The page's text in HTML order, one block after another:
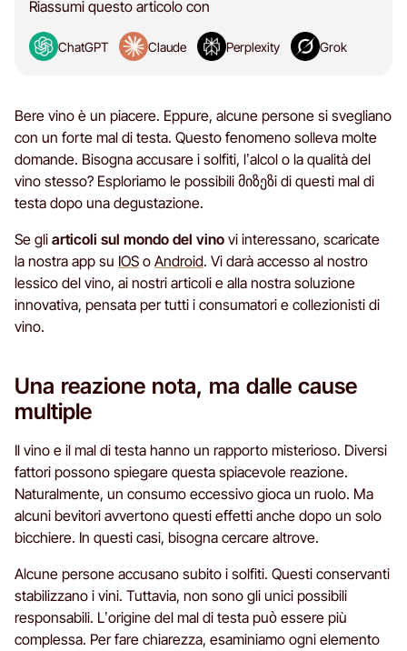
Riassumi questo articolo con
ChatGPT Claude Perplexity Grok
Bere vino è un piacere. Eppure, alcune persone si svegliano
con un forte mal di testa. Questo fenomeno solleva molte
domande. Bisogna accusare i solfiti, l’alcol o la qualità del
vino stesso? Esploriamo le possibili მიზეზi di questi mal di
testa dopo una degustazione.
Se gli articoli sul mondo del vino vi interessano, scaricate
la nostra app su IOS o Android. Vi darà accesso al nostro
lessico del vino, ai nostri articoli e alla nostra soluzione
innovativa, pensata per tutti i consumatori e collezionisti di
vino.
Una reazione nota, ma dalle cause
multiple
Il vino e il mal di testa hanno un rapporto misterioso. Diversi
fattori possono spiegare questa spiacevole reazione.
Naturalmente, un consumo eccessivo gioca un ruolo. Ma
alcuni bevitori avvertono questi effetti anche dopo un solo
bicchiere. In questi casi, bisogna cercare altrove.
Alcune persone accusano subito i solfiti. Questi conservanti
stabilizzano i vini. Tuttavia, non sono gli unici possibili
responsabili. L’origine del mal di testa può essere più
complessa. Per fare chiarezza, esaminiamo ogni elemento